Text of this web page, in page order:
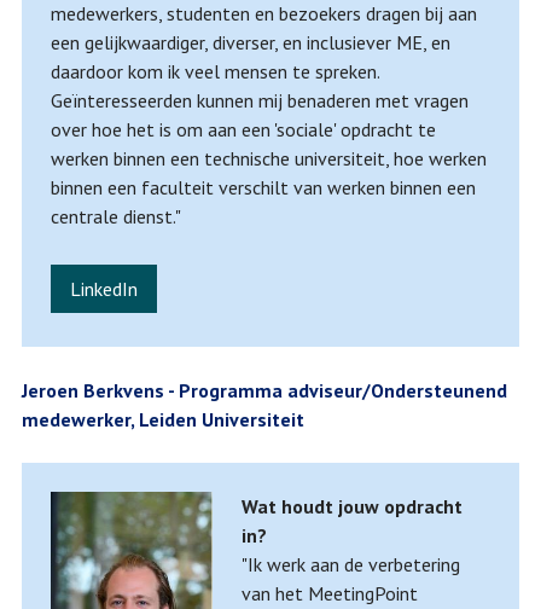
medewerkers, studenten en bezoekers dragen bij aan
een gelijkwaardiger, diverser, en inclusiever ME, en
daardoor kom ik veel mensen te spreken.
Geïnteresseerden kunnen mij benaderen met vragen
over hoe het is om aan een 'sociale' opdracht te
werken binnen een technische universiteit, hoe werken
binnen een faculteit verschilt van werken binnen een
centrale dienst."
LinkedIn
Jeroen Berkvens - Programma adviseur/Ondersteunend
medewerker, Leiden Universiteit
Wat houdt jouw opdracht
in?
"Ik werk aan de verbetering
van het MeetingPoint